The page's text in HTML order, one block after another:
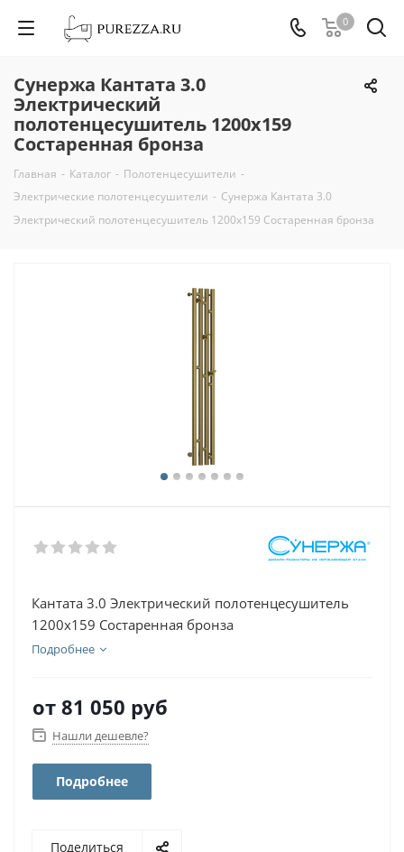
0
Сунержа Кантата 3.0
Электрический
полотенцесушитель 1200х159
Состаренная бронза
Главная - Каталог - Полотенцесушители -
Электрические полотенцесушители - Сунержа Кантата 3.0
Электрический полотенцесушитель 1200х159 Состаренная бронза
Кантата 3.0 Электрический полотенцесушитель
1200х159 Состаренная бронза
Подробнее
от 81 050 руб
Нашли дешевле?
Подробнее
Поделиться